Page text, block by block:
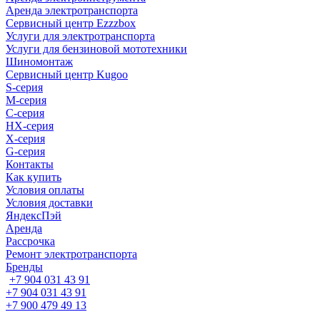
Аренда электротранспорта
Сервисный центр Ezzzbox
Услуги для электротранспорта
Услуги для бензиновой мототехники
Шиномонтаж
Сервисный центр Kugoo
S-cерия
M-серия
С-серия
HX-серия
X-серия
G-серия
Контакты
Как купить
Условия оплаты
Условия доставки
ЯндексПэй
Аренда
Рассрочка
Ремонт электротранспорта
Бренды
+7 904 031 43 91
+7 904 031 43 91
+7 900 479 49 13